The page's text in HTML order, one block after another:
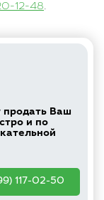
12-48.
продать Ваш
и по
117-02-50